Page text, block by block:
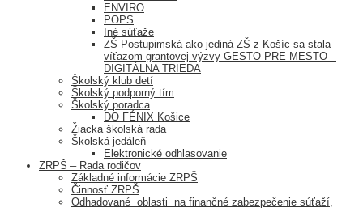
ENVIRO
POPS
Iné súťaže
ZŠ Postupimská ako jediná ZŠ z Košíc sa stala
víťazom grantovej výzvy GESTO PRE MESTO –
DIGITÁLNA TRIEDA
Školský klub detí
Školský podporný tím
Školský poradca
DO FÉNIX Košice
Žiacka školská rada
Školská jedáleň
Elektronické odhlasovanie
ZRPŠ – Rada rodičov
Základné informácie ZRPŠ
Činnosť ZRPŠ
Odhadované oblasti na finančné zabezpečenie súťaží,